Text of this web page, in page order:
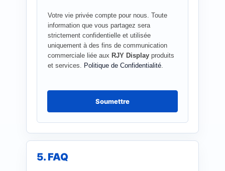
Votre vie privée compte pour nous. Toute
information que vous partagez sera
strictement confidentielle et utilisée
uniquement à des fins de communication
commerciale liée aux RJY Display produits
et services.
Politique de Confidentialité
Soumettre
5. FAQ